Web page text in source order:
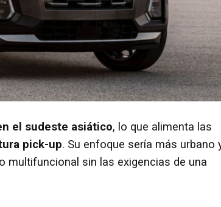
el sudeste asiático, lo que alimenta las
pick-up. Su enfoque sería más urbano
multifuncional sin las exigencias de una